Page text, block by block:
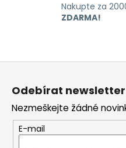
Nakupte za
ZDARMA!
Z
Odebírat newsletter
Nezmeškejte žádné
E-mail